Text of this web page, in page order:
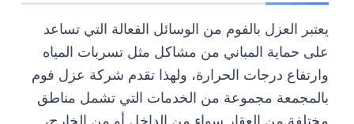
يعتبر العزل بالفوم من الوسائل الفعالة التي تساعد
على حماية المباني من مشاكل مثل تسربات المياه
وارتفاع درجات الحرارة، ولهذا تقدم شركة عزل فوم
بالمجمعة مجموعة من الخدمات التي تشمل مناطق
مختلفة من العقار سواء من الداخل أو من الخارج،